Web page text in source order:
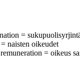
=
naisten oikeudet
= oikeus